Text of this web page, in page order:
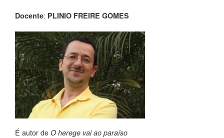
Docente: PLINIO FREIRE GOMES
É autor de O herege vai ao paraíso